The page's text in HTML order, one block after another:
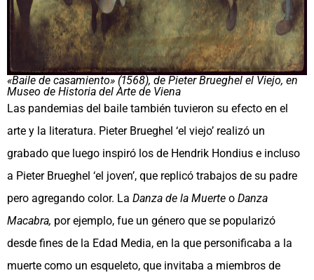
«Baile de casamiento» (1568), de Pieter Brueghel el Viejo, en
Museo de Historia del Arte de Viena
Las pandemias del baile también tuvieron su efecto en el
arte y la literatura. Pieter Brueghel ‘el viejo’ realizó un
grabado que luego inspiró los de Hendrik Hondius e incluso
a Pieter Brueghel ‘el joven’, que replicó trabajos de su padre
pero agregando color. La Danza de la Muerte o Danza
Macabra, por ejemplo, fue un género que se popularizó
desde fines de la Edad Media, en la que personificaba a la
muerte como un esqueleto, que invitaba a miembros de